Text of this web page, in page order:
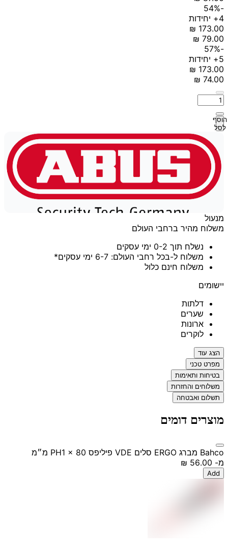
-54%
4+ יחידות
-57%
5+ יחידות
הוסף
לסל
מנעול
משלוח מהיר ברחבי העולם
נשלח תוך 0-2 ימי עסקים
משלוח ל-בכל רחבי העולם: 6-7 ימי עסקים*
משלוח חינם כלול
יישומים
דלתות
שערים
ארונות
לוקרים
הצג עוד
מפרט טכני
בטיחות ותאימות
משלוחים והחזרות
תשלום ואבטחה
מוצרים דומים
Bahco מברג ERGO סלים VDE פיליפס PH1 x 80 מ״מ
מ-
Add